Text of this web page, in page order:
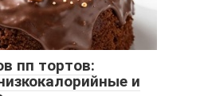
пп тортов:
и